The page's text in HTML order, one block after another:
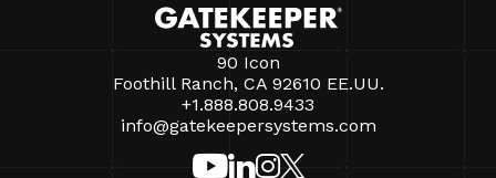
90 Icon
Foothill Ranch, CA 92610 EE.UU.
+1.888.808.9433
info@gatekeepersystems.com